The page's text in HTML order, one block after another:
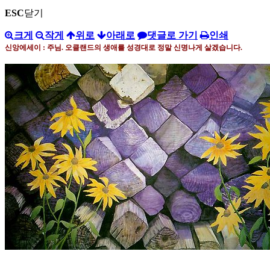
ESC닫기
크게 작게 위로 아래로 댓글로 가기 인쇄
신앙에세이 : 주님. 오클랜드의 생애를 성경대로 정말 신명나게 살겠습니다.